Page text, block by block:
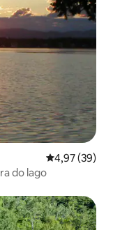
4,97 de uma
4,97 (39)
do lago